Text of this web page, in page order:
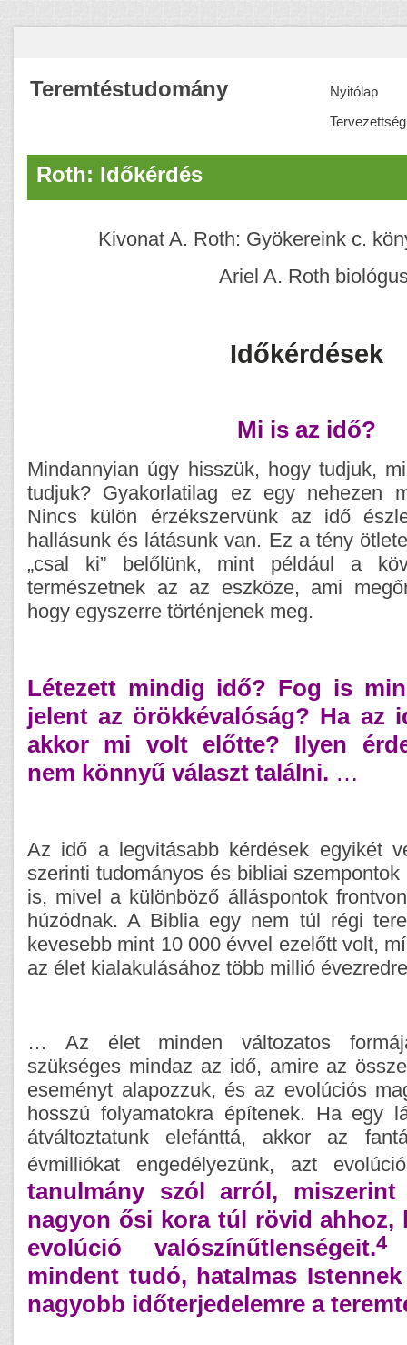
Teremtéstudomány
Nyitólap
Tervezettség
Roth: Időkérdés
Kivonat A. Roth: Gyökereink c.
Ariel A. Roth
Időkérdések
Mi is az idő?
Mindannyian úgy hisszük, hogy tudjuk,
tudjuk? Gyakorlatilag ez egy nehezen
Nincs külön érzékszervünk az idő
hallásunk és látásunk van. Ez a tény
„csal ki” belőlünk, mint például a
természetnek az az eszköze, ami
hogy egyszerre történjenek meg.
Létezett mindig idő? Fog is
jelent az örökkévalóság? Ha az
akkor mi volt előtte? Ilyen
nem könnyű választ találni. …
Az idő a legvitásabb kérdések egyikét
szerinti tudományos és bibliai
is, mivel a különböző álláspontok
húzódnak. A Biblia egy nem túl régi
kevesebb mint 10 000 évvel ezelőtt volt,
az élet kialakulásához több millió
… Az élet minden változatos
szükséges mindaz az idő, amire az
eseményt alapozzuk, és az evolúciós
hosszú folyamatokra építenek. Ha egy
átváltoztatunk elefánttá, akkor az
évmilliókat engedélyezünk, azt
tanulmány szól arról, miszerint
nagyon ősi kora túl rövid ahhoz,
evolúció valószínűtlenségeit.4
mindent tudó, hatalmas
nagyobb időterjedelemre a